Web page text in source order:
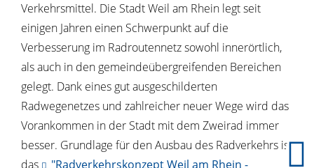
Verkehrsmittel. Die Stadt Weil am Rhein legt seit
einigen Jahren einen Schwerpunkt auf die
Verbesserung im Radroutennetz sowohl innerörtlich,
als auch in den gemeindeübergreifenden Bereichen
gelegt. Dank eines gut ausgeschilderten
Radwegenetzes und zahlreicher neuer Wege wird das
Vorankommen in der Stadt mit dem Zweirad immer
besser. Grundlage für den Ausbau des Radverkehrs ist
das
"Radverkehrskonzept Weil am Rhein -